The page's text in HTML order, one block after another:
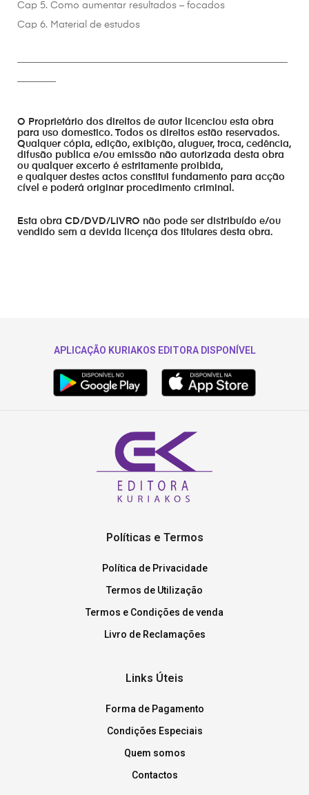
Cap 5. Como aumentar resultados – focados
Cap 6. Material de estudos
O Proprietário dos direitos de autor licenciou esta obra
para uso domestico. Todos os direitos estão reservados.
Qualquer cópia, edição, exibição, aluguer, troca, cedência,
difusão publica e/ou emissão não autorizada desta obra
ou qualquer excerto é estritamente proibida,
e qualquer destes actos constitui fundamento para acção
cível e poderá originar procedimento criminal.
Esta obra CD/DVD/LIVRO não pode ser distribuído e/ou
vendido sem a devida licença dos titulares desta obra.
APLICAÇÃO KURIAKOS EDITORA DISPONÍVEL
Políticas e Termos
Política de Privacidade
Termos de Utilização
Termos e Condições de venda
Livro de Reclamações
Links Úteis
Forma de Pagamento
Condições Especiais
Quem somos
Contactos